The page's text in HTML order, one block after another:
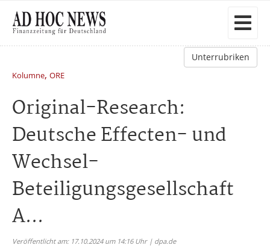
Unterrubriken
Kolumne, ORE
Original-Research:
Deutsche Effecten- und
Wechsel-
Beteiligungsgesellschaft
A...
Veröffentlicht am: 17.10.2024 um 14:16 Uhr | dpa.de